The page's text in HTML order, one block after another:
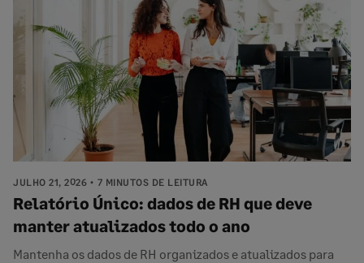
JULHO 21, 2026 7 MINUTOS DE LEITURA
Relatório Único: dados de RH que deve
manter atualizados todo o ano
Mantenha os dados de RH organizados e atualizados para